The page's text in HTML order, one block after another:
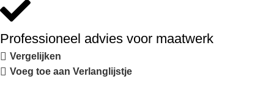
Professioneel advies voor maatwerk
Vergelijken
Voeg toe aan Verlanglijstje